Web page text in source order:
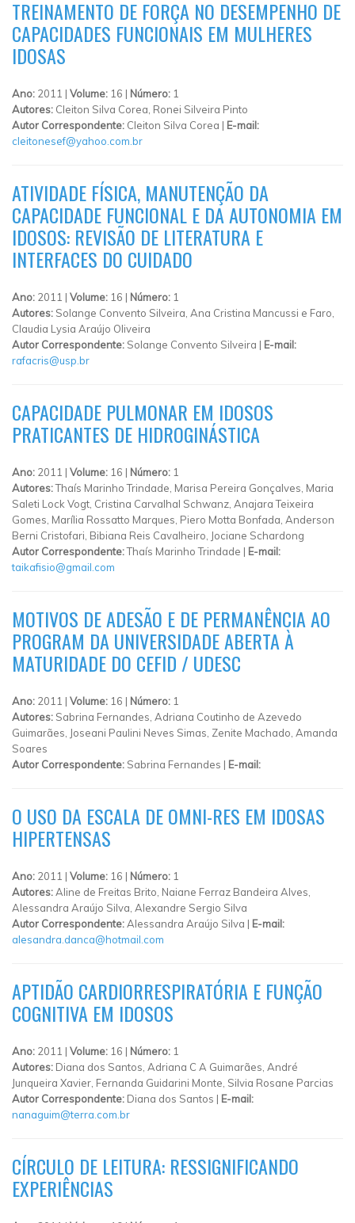
TREINAMENTO DE FORÇA NO DESEMPENHO DE
CAPACIDADES FUNCIONAIS EM MULHERES
IDOSAS
Ano: 2011 | Volume: 16 | Número: 1
Autores: Cleiton Silva Corea, Ronei Silveira Pinto
Autor Correspondente: Cleiton Silva Corea | E-mail:
cleitonesef@yahoo.com.br
ATIVIDADE FÍSICA, MANUTENÇÃO DA
CAPACIDADE FUNCIONAL E DA AUTONOMIA EM
IDOSOS: REVISÃO DE LITERATURA E
INTERFACES DO CUIDADO
Ano: 2011 | Volume: 16 | Número: 1
Autores: Solange Convento Silveira, Ana Cristina Mancussi e Faro,
Claudia Lysia Araújo Oliveira
Autor Correspondente: Solange Convento Silveira | E-mail:
rafacris@usp.br
CAPACIDADE PULMONAR EM IDOSOS
PRATICANTES DE HIDROGINÁSTICA
Ano: 2011 | Volume: 16 | Número: 1
Autores:Thaís Marinho Trindade, Marisa Pereira Gonçalves, Maria
Saleti Lock Vogt, Cristina Carvalhal Schwanz, Anajara Teixeira
Gomes, Marília Rossatto Marques, Piero Motta Bonfada, Anderson
Berni Cristofari, Bibiana Reis Cavalheiro, Jociane Schardong
Autor Correspondente:Thaís Marinho Trindade | E-mail:
taikafisio@gmail.com
MOTIVOS DE ADESÃO E DE PERMANÊNCIA AO
PROGRAM DA UNIVERSIDADE ABERTA À
MATURIDADE DO CEFID / UDESC
Ano: 2011 | Volume: 16 | Número: 1
Autores: Sabrina Fernandes, Adriana Coutinho de Azevedo
Guimarães, Joseani Paulini Neves Simas, Zenite Machado, Amanda
Soares
Autor Correspondente: Sabrina Fernandes | E-mail:
O USO DA ESCALA DE OMNI-RES EM IDOSAS
HIPERTENSAS
Ano: 2011 | Volume: 16 | Número: 1
Autores:Aline de Freitas Brito, Naiane Ferraz Bandeira Alves,
Alessandra Araújo Silva, Alexandre Sergio Silva
Autor Correspondente:Alessandra Araújo Silva | E-mail:
alesandra.danca@hotmail.com
APTIDÃO CARDIORRESPIRATÓRIA E FUNÇÃO
COGNITIVA EM IDOSOS
Ano: 2011 | Volume: 16 | Número: 1
Autores: Diana dos Santos, Adriana C A Guimarães, André
Junqueira Xavier, Fernanda Guidarini Monte, Silvia Rosane Parcias
Autor Correspondente: Diana dos Santos | E-mail:
nanaguim@terra.com.br
CÍRCULO DE LEITURA: RESSIGNIFICANDO
EXPERIÊNCIAS